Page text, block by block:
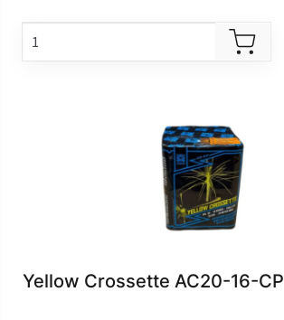
Yellow Crossette AC20-16-CP